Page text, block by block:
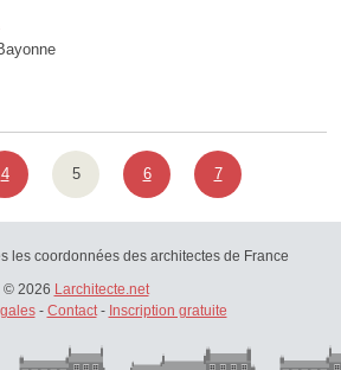
4 5 6 7
les coordonnées des architectes de France
© 2026 Larchitecte.net
- Contact- Inscription gratuite